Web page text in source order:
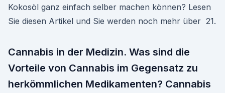
Kokosöl ganz einfach selber machen können? Lesen
Sie diesen Artikel und Sie werden noch mehr über 21.
Cannabis in der Medizin. Was sind die
Vorteile von Cannabis im Gegensatz zu
herkömmlichen Medikamenten? Cannabis